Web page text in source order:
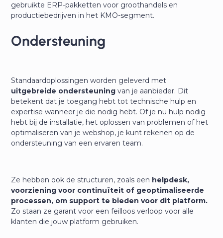
gebruikte ERP-pakketten voor groothandels en
productiebedrijven in het KMO-segment.
Ondersteuning
Standaardoplossingen worden geleverd met
uitgebreide ondersteuning van je aanbieder. Dit
betekent dat je toegang hebt tot technische hulp en
expertise wanneer je die nodig hebt. Of je nu hulp nodig
hebt bij de installatie, het oplossen van problemen of het
optimaliseren van je webshop, je kunt rekenen op de
ondersteuning van een ervaren team.
Ze hebben ook de structuren, zoals een helpdesk,
voorziening voor continuïteit of geoptimaliseerde
processen, om support te bieden voor dit platform.
Zo staan ze garant voor een feilloos verloop voor alle
klanten die jouw platform gebruiken.